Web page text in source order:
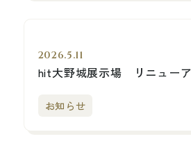
2026.5.11
hit大野城展示場 リニュー
お知らせ